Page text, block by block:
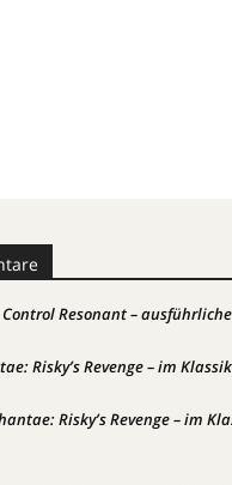
Control Resonant –
Risky’s Revenge – im
Risky’s Revenge – im